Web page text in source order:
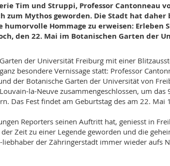
Tim und Struppi, Professor Cantonneau
Mythos geworden. Die Stadt hat daher
Hommage zu erweisen: Erleben
den 22. Mai im Botanischen Garten der
der Universität Freiburg mit einer
besondere Vernissage statt: Professor
der Botanische Garten der Universität von
la-Neuve zusammengeschlossen, um das
Das Fest findet am Geburtstag des am 22. Mai
Reporters seinen Auftritt hat, geniesst in
Zeit zu einer Legende geworden und die
der Zähringerstadt immer wieder aufs